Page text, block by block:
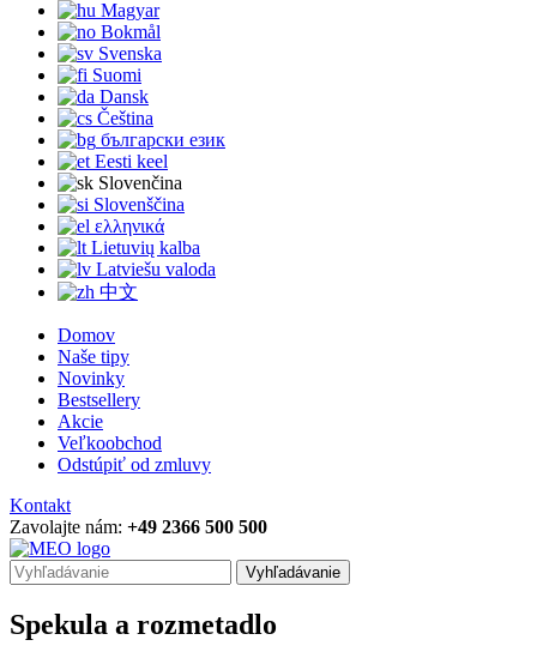
Magyar
Bokmål
Svenska
Suomi
Dansk
Čeština
български език
Eesti keel
Slovenčina
Slovenščina
ελληνικά
Lietuvių kalba
Latviešu valoda
中文
Domov
Naše tipy
Novinky
Bestsellery
Akcie
Veľkoobchod
Odstúpiť od zmluvy
Kontakt
Zavolajte nám: +49 2366 500 500
Vyhľadávanie
Spekula a rozmetadlo